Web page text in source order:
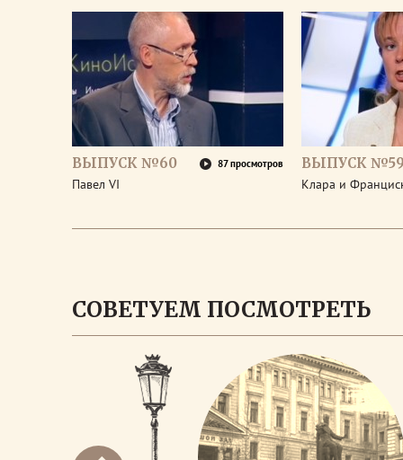
ВЫПУСК №60 87 просмотров
Павел VI
ВЫПУСК
Клара и
СОВЕТУЕМ ПОСМОТРЕТЬ